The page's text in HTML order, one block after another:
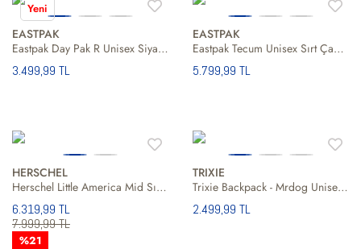
Yeni
EASTPAK
Eastpak Day Pak R Unisex Siyah Sırt Çantası
3.499,99 TL
EASTPAK
Eastpak Tecum Unisex Sırt Çantası
5.799,99 TL
HERSCHEL
Herschel Little America Mid Sırt Çantası Unisex Sırt Çantası
6.319,99 TL
7.999,99 TL
%21
TRIXIE
Trixie Backpack - Mrdog Unisex Çocuk Bej Sırt Çantası
2.499,99 TL